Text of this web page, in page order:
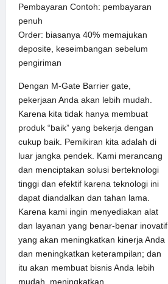
Pembayaran Contoh: pembayaran
penuh
Order: biasanya 40% memajukan
deposite, keseimbangan sebelum
pengiriman
Dengan M-Gate Barrier gate,
pekerjaan Anda akan lebih mudah.
Karena kita tidak hanya membuat
produk “baik” yang bekerja dengan
cukup baik. Pemikiran kita adalah di
luar jangka pendek. Kami merancang
dan menciptakan solusi berteknologi
tinggi dan efektif karena teknologi ini
dapat diandalkan dan tahan lama.
Karena kami ingin menyediakan alat
dan layanan yang benar-benar inovatif,
yang akan meningkatkan kinerja Anda
dan meningkatkan keterampilan; dan
itu akan membuat bisnis Anda lebih
mudah, meningkatkan